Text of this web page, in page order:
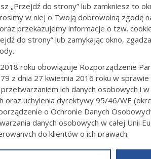
w Starym Szpitalu
PRENATALNE W
Redakcja tarnow.pl
Szpital im. E. Szczeklika rusza z nową
Najbliższe zaplanowano 20 maja.
„Przejdź do strony” lub zamkniesz to
w niej o Twoją dobrowolną zgodę
przekazujemy informacje o tzw.
do strony” lub zamykając okno,
roku obowiązuje Rozporządzenie
z dnia 27 kwietnia 2016 roku w
ich danych osobowych i
oraz uchylenia dyrektywy 95/46/WE
o Ochronie Danych
danych osobowych w całej Unii
do klientów o ich prawach.
powyższym, w zakładceRODOna stronie